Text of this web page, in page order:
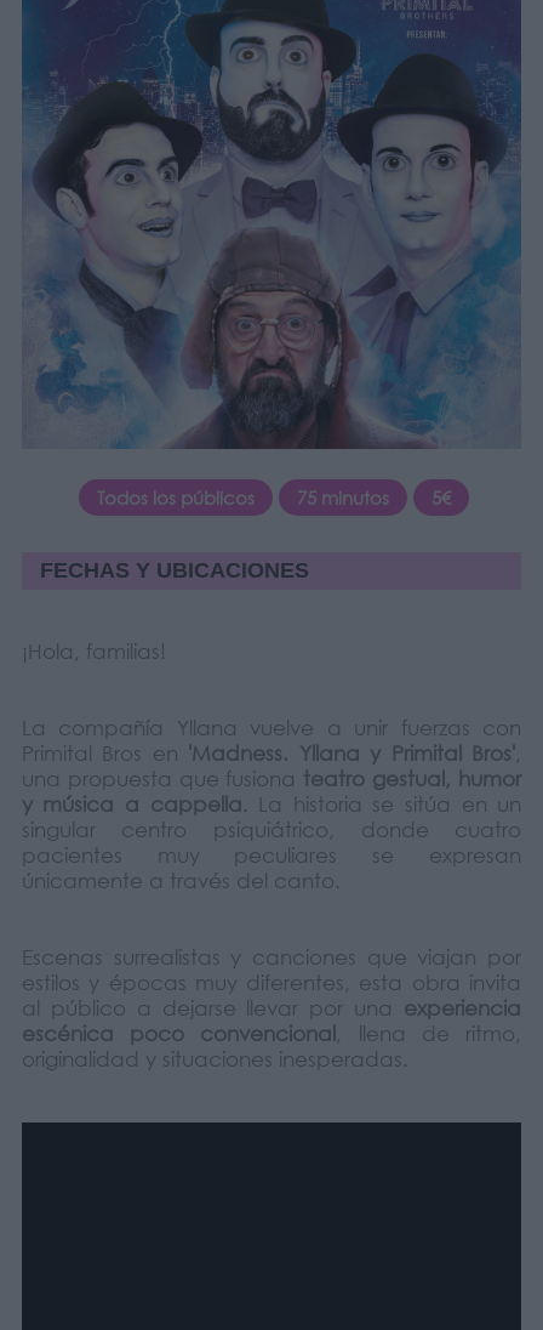
Todos los públicos 75 minutos 5€
FECHAS Y UBICACIONES
¡Hola, familias!
La compañía Yllana vuelve a unir fuerzas con
Primital Bros en 'Madness. Yllana y Primital Bros',
una propuesta que fusiona teatro gestual, humor
y música a cappella. La historia se sitúa en un
singular centro psiquiátrico, donde cuatro
pacientes muy peculiares se expresan
únicamente a través del canto.
Escenas surrealistas y canciones que viajan por
estilos y épocas muy diferentes, esta obra invita
al público a dejarse llevar por una experiencia
escénica poco convencional , llena de ritmo,
originalidad y situaciones inesperadas.